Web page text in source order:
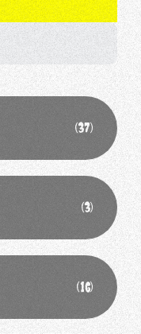
(37)
(3)
(16)